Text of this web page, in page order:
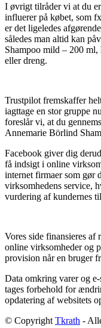
I øvrigt tilråder vi at du
influerer på købet, som
er det ligeledes
således man altid kan
Shampoo mild – 200
eller dreng.
Trustpilot fremskaffer
iagttage en stor gruppe
foreslår vi, at du
Annemarie Börlind
Facebook giver dig
få indsigt i online
internet firmaer som gør
virksomhedens service,
vurdering af kundernes
Vores side finansieres af
online virksomheder og
provision når en bruger
Data omkring varer og
tages forbehold for
opdatering af websitets
© Copyright Tkrath -